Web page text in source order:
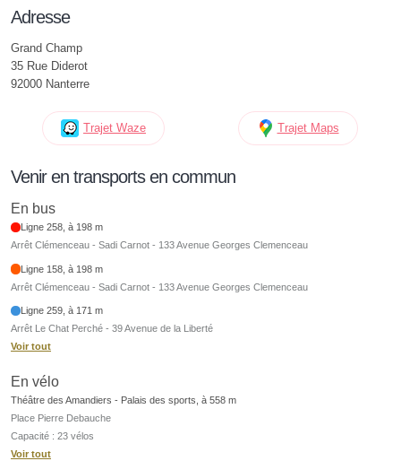
Adresse
Grand Champ
35 Rue Diderot
92000 Nanterre
Trajet Waze Trajet Maps
Venir en transports en commun
En bus
Ligne 258, à 198 m
Arrêt Clémenceau - Sadi Carnot - 133 Avenue Georges Clemenceau
Ligne 158, à 198 m
Arrêt Clémenceau - Sadi Carnot - 133 Avenue Georges Clemenceau
Ligne 259, à 171 m
Arrêt Le Chat Perché - 39 Avenue de la Liberté
Voir tout
En vélo
Théâtre des Amandiers - Palais des sports, à 558 m
Place Pierre Debauche
Capacité : 23 vélos
Voir tout